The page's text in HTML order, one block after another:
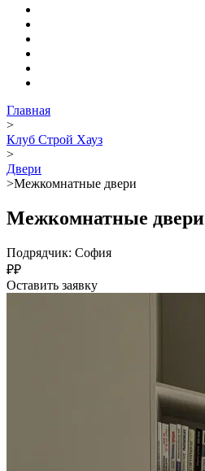
Главная
>
Клуб Строй Хауз
>
Двери
>Межкомнатные двери
Межкомнатные двери
Подрядчик: София
₽₽
Оставить заявку